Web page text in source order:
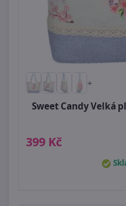
+
Sweet Candy Velká
399 Kč